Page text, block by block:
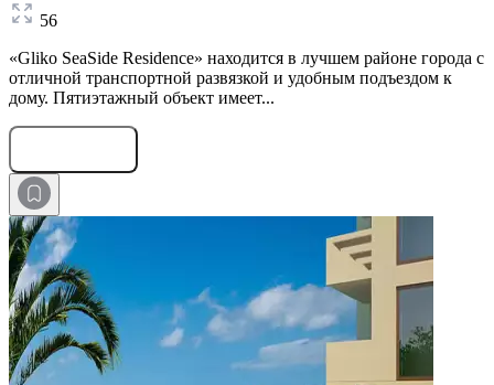
56
«Gliko SeaSide Residence» находится в лучшем районе города с
отличной транспортной развязкой и удобным подъездом к
дому. Пятиэтажный объект имеет...